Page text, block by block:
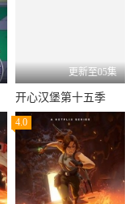
更新至05集
开心汉堡第十五季
4.0